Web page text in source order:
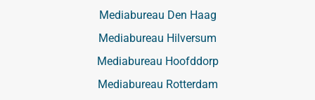
Mediabureau Den Haag
Mediabureau Hilversum
Mediabureau Hoofddorp
Mediabureau Rotterdam